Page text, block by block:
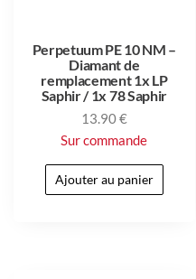
Perpetuum PE 10 NM –
Diamant de
remplacement 1x LP
Saphir / 1x 78 Saphir
13.90€
Sur commande
Ajouter au panier